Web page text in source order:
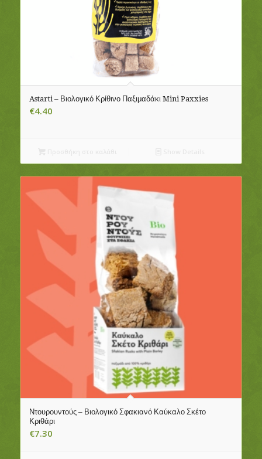
Astarti – Βιολογικό Κρίθινο Παξιμαδάκι Mini Paxxies
€4.40
Ντουρουντούς – Βιολογικό Σφακιανό Καύκαλο Σκέτο
Κριθάρι
€7.30